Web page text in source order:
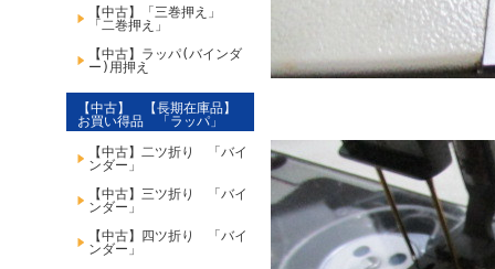
【中古】「三巻押え」
「二巻押え」
【中古】ラッパ(バインダ
ー)用押え
【中古】 【長期在庫品】
お買い得品 「ラッパ」
【中古】二ツ折り 「バイ
ンダー」
【中古】三ツ折り 「バイ
ンダー」
【中古】四ツ折り 「バイ
ンダー」